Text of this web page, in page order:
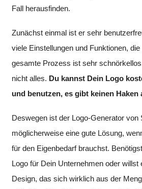
Fall herausfinden.
Zunächst einmal ist er sehr
viele Einstellungen und Funktionen,
gesamte Prozess ist sehr
nicht alles. Du kannst Dein Logo
und benutzen, es gibt keinen Haken
Deswegen ist der Logo-Generator von
möglicherweise eine gute Lösung,
für den Eigenbedarf brauchst.
Logo für Dein Unternehmen oder willst
Design, das sich wirklich aus der